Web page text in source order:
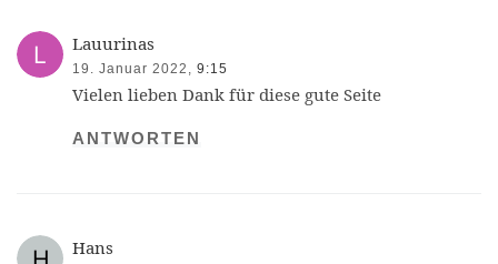
Lauurinas
19. Januar 2022, 9:15
Vielen lieben Dank für diese gute Seite
ANTWORTEN
Hans